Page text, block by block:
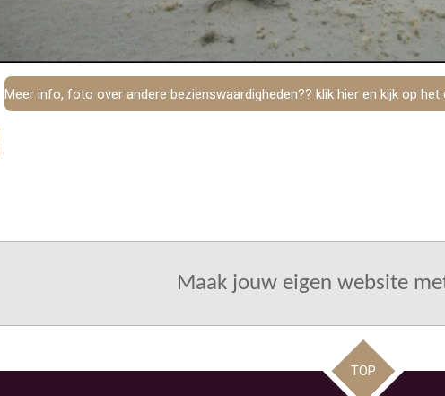
Meer info, foto over andere bezienswaardigheden?? klik hier en kijk op
Maak jouw eigen website
TOP